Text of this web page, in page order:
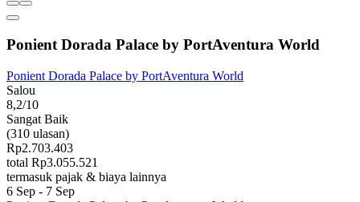
Ponient Dorada Palace by PortAventura World
Ponient Dorada Palace by PortAventura World
Salou
8,2/10
Sangat Baik
(310 ulasan)
Rp2.703.403
total Rp3.055.521
termasuk pajak & biaya lainnya
6 Sep - 7 Sep